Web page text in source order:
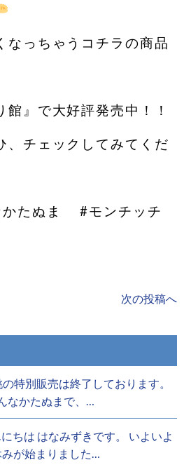
なっちゃうコチラの商品
館』で大好評発売中！！
、チェックしてみてくだ
かたぬま #モンチッチ
次の投稿へ
特別販売は終了しております。
なかたぬまで、…
ちは はなみずきです。 いよいよ
が始まりました…